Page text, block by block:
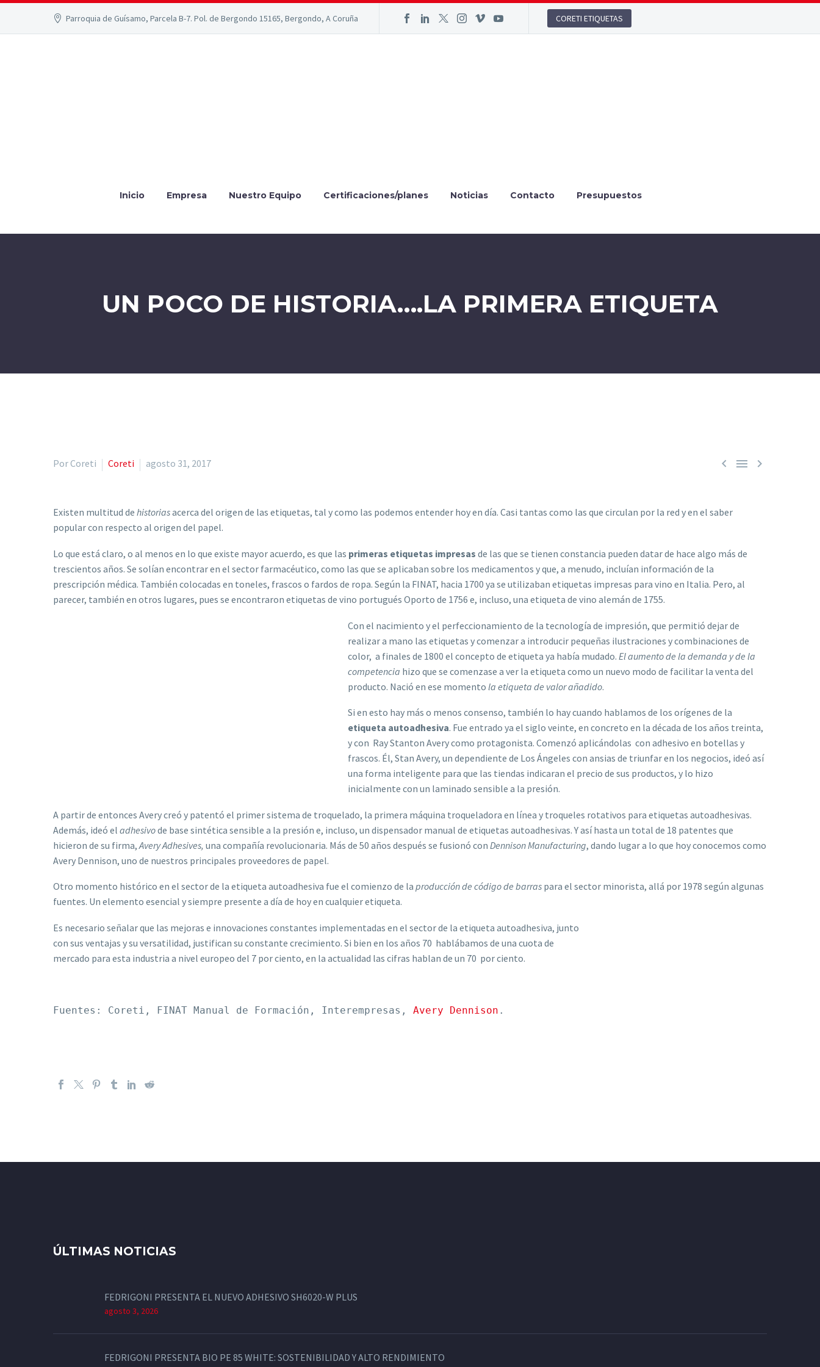
Parroquia de Guísamo, Parcela B-7. Pol. de Bergondo 15165, Bergondo, A Coruña CORETI ETIQUETAS
Inicio Empresa Nuestro Equipo Certificaciones/planes Noticias Contacto Presupuestos
UN POCO DE HISTORIA….LA PRIMERA ETIQUETA
  
Por Coreti Coreti agosto 31, 2017
Existen multitud de historiasacerca del origen de las etiquetas, tal y como las podemos entender hoy en día. Casi tantas como las que circulan por la red y en el saber
popular con respecto al origen del papel.
Lo que está claro, o al menos en lo que existe mayor acuerdo, es que las primeras etiquetas impresas de las que se tienen constancia pueden datar de hace algo más de
trescientos años. Se solían encontrar en el sector farmacéutico, como las que se aplicaban sobre los medicamentos y que, a menudo, incluían información de la
prescripción médica. También colocadas en toneles, frascos o fardos de ropa. Según la FINAT, hacia 1700 ya se utilizaban etiquetas impresas para vino en Italia. Pero, al
parecer, también en otros lugares, pues se encontraron etiquetas de vino portugués Oporto de 1756 e, incluso, una etiqueta de vino alemán de 1755.
Con el nacimiento y el perfeccionamiento de la tecnología de impresión, que permitió dejar de
realizar a mano las etiquetas y comenzar a introducir pequeñas ilustraciones y combinaciones de
color, a finales de 1800 el concepto de etiqueta ya había mudado. El aumento de la demanda y de la
competencia hizo que se comenzase a ver la etiqueta como un nuevo modo de facilitar la venta del
producto. Nació en ese momento la etiqueta de valor añadido.
Si en esto hay más o menos consenso, también lo hay cuando hablamos de los orígenes de la
etiqueta autoadhesiva. Fue entrado ya el siglo veinte, en concreto en la década de los años treinta,
y con Ray Stanton Avery como protagonista. Comenzó aplicándolas con adhesivo en botellas y
frascos. Él, Stan Avery, un dependiente de Los Ángeles con ansias de triunfar en los negocios, ideó así
una forma inteligente para que las tiendas indicaran el precio de sus productos, y lo hizo
inicialmente con un laminado sensible a la presión.
A partir de entonces Avery creó y patentó el primer sistema de troquelado, la primera máquina troqueladora en línea y troqueles rotativos para etiquetas autoadhesivas.
Además, ideó el adhesivode base sintética sensible a la presión e, incluso, un dispensador manual de etiquetas autoadhesivas. Y así hasta un total de 18 patentes que
hicieron de su firma, Avery Adhesives, una compañía revolucionaria. Más de 50 años después se fusionó con Dennison Manufacturing, dando lugar a lo que hoy conocemos como
Avery Dennison, uno de nuestros principales proveedores de papel.
Otro momento histórico en el sector de la etiqueta autoadhesiva fue el comienzo de la producción de código de barras para el sector minorista, allá por 1978 según algunas
fuentes. Un elemento esencial y siempre presente a día de hoy en cualquier etiqueta.
Es necesario señalar que las mejoras e innovaciones constantes implementadas en el sector de la etiqueta autoadhesiva, junto
con sus ventajas y su versatilidad, justifican su constante crecimiento. Si bien en los años 70 hablábamos de una cuota de
mercado para esta industria a nivel europeo del 7 por ciento, en la actualidad las cifras hablan de un 70 por ciento.
Fuentes: Coreti, FINAT Manual de Formación, Interempresas, Avery Dennison .
ÚLTIMAS NOTICIAS
FEDRIGONI PRESENTA EL NUEVO ADHESIVO SH6020-W PLUS
agosto 3, 2026
FEDRIGONI PRESENTA BIO PE 85 WHITE: SOSTENIBILIDAD Y ALTO RENDIMIENTO